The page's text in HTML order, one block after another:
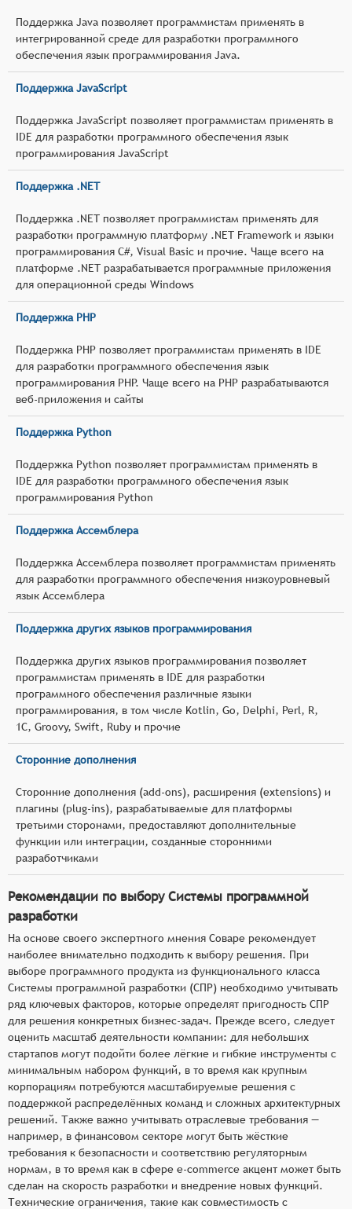
Поддержка Java позволяет программистам применять в
интегрированной среде для разработки программного
обеспечения язык программирования Java.
Поддержка JavaScript
Поддержка JavaScript позволяет программистам применять в
IDE для разработки программного обеспечения язык
программирования JavaScript
Поддержка .NET
Поддержка .NET позволяет программистам применять для
разработки программную платформу .NET Framework и языки
программирования C#, Visual Basic и прочие. Чаще всего на
платформе .NET разрабатывается программные приложения
для операционной среды Windows
Поддержка PHP
Поддержка PHP позволяет программистам применять в IDE
для разработки программного обеспечения язык
программирования PHP. Чаще всего на PHP разрабатываются
веб-приложения и сайты
Поддержка Python
Поддержка Python позволяет программистам применять в
IDE для разработки программного обеспечения язык
программирования Python
Поддержка Ассемблера
Поддержка Ассемблера позволяет программистам применять
для разработки программного обеспечения низкоуровневый
язык Ассемблера
Поддержка других языков программирования
Поддержка других языков программирования позволяет
программистам применять в IDE для разработки
программного обеспечения различные языки
программирования, в том числе Kotlin, Go, Delphi, Perl, R,
1С, Groovy, Swift, Ruby и прочие
Сторонние дополнения
Сторонние дополнения (add-ons), расширения (extensions) и
плагины (plug-ins), разрабатываемые для платформы
третьими сторонами, предоставляют дополнительные
функции или интеграции, созданные сторонними
разработчиками
Рекомендации по выбору Системы программной
разработки
На основе своего экспертного мнения Соваре рекомендует
наиболее внимательно подходить к выбору решения. При
выборе программного продукта из функционального класса
Системы программной разработки (СПР) необходимо учитывать
ряд ключевых факторов, которые определят пригодность СПР
для решения конкретных бизнес-задач. Прежде всего, следует
оценить масштаб деятельности компании: для небольших
стартапов могут подойти более лёгкие и гибкие инструменты с
минимальным набором функций, в то время как крупным
корпорациям потребуются масштабируемые решения с
поддержкой распределённых команд и сложных архитектурных
решений. Также важно учитывать отраслевые требования —
например, в финансовом секторе могут быть жёсткие
требования к безопасности и соответствию регуляторным
нормам, в то время как в сфере e-commerce акцент может быть
сделан на скорость разработки и внедрение новых функций.
Технические ограничения, такие как совместимость с